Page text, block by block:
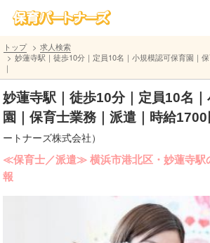
トップ
求人検索
妙蓮寺駅｜徒歩10分｜定員10名｜小規模認可保育園｜
｜
妙蓮寺駅｜徒歩10分｜定員10名
園｜保育士業務｜派遣｜時給1700
ートナーズ株式会社）
≪保育士／派遣≫ 横浜市港北区・妙蓮寺駅
報